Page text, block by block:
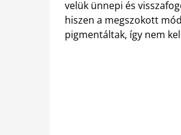
velük ünnepi és
hiszen a megszokott
pigmentáltak, így nem